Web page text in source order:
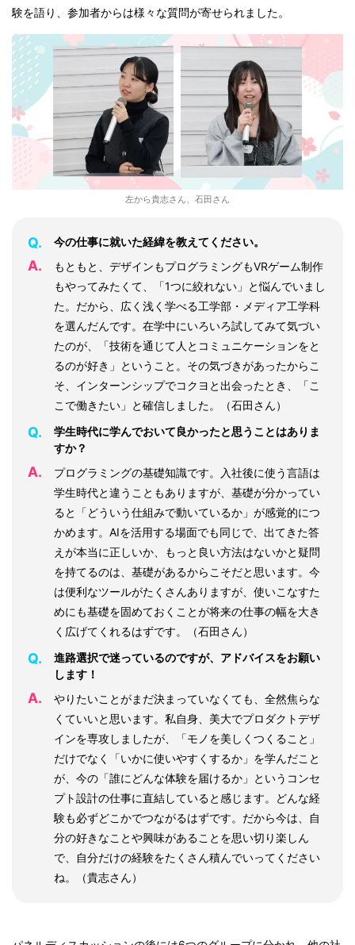
験を語り、参加者からは様々な質問が寄せられました。
左から貴志さん、石田さん
Q. 今の仕事に就いた経緯を教えてください。
A.
もともと、デザインもプログラミングもVRゲーム制作
もやってみたくて、「1つに絞れない」と悩んでいまし
た。だから、広く浅く学べる工学部・メディア工学科
を選んだんです。在学中にいろいろ試してみて気づい
たのが、「技術を通じて人とコミュニケーションをと
るのが好き」ということ。その気づきがあったからこ
そ、インターンシップでコクヨと出会ったとき、「こ
こで働きたい」と確信しました。（石田さん）
Q.
学生時代に学んでおいて良かったと思うことはありま
すか？
A.
プログラミングの基礎知識です。入社後に使う言語は
学生時代と違うこともありますが、基礎が分かってい
ると「どういう仕組みで動いているか」が感覚的につ
かめます。AIを活用する場面でも同じで、出てきた答
えが本当に正しいか、もっと良い方法はないかと疑問
を持てるのは、基礎があるからこそだと思います。今
は便利なツールがたくさんありますが、使いこなすた
めにも基礎を固めておくことが将来の仕事の幅を大き
く広げてくれるはずです。（石田さん）
Q.
進路選択で迷っているのですが、アドバイスをお願い
します！
A.
やりたいことがまだ決まっていなくても、全然焦らな
くていいと思います。私自身、美大でプロダクトデザ
インを専攻しましたが、「モノを美しくつくること」
だけでなく「いかに使いやすくするか」を学んだこと
が、今の「誰にどんな体験を届けるか」というコンセ
プト設計の仕事に直結していると感じます。どんな経
験も必ずどこかでつながるはずです。だから今は、自
分の好きなことや興味があることを思い切り楽しん
で、自分だけの経験をたくさん積んでいってください
ね。（貴志さん）